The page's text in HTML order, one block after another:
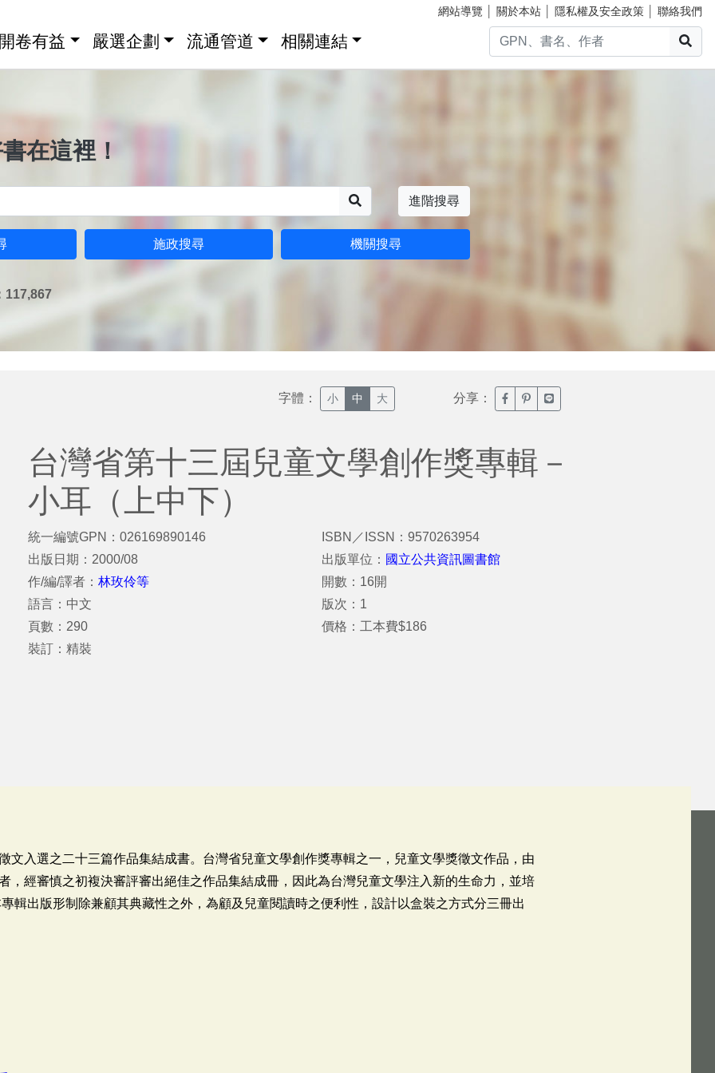
網站導覽 關於本站 隱私權及安全政策 聯絡我們
卷有益 嚴選企劃 流通管道 相關連結
在這裡！
進階搜尋
施政搜尋 機關搜尋
117,867
字體： 小 中 大 分享： 臉書分享(另開新視窗)
噗浪分享(另開新視窗)
Line分享(另開新視窗)
台灣省第十三屆兒童文學創作獎專輯－
小耳（上中下）
統一編號GPN：026169890146
出版日期：2000/08
作/編/譯者： 林玫伶等
語言：中文
頁數：290
裝訂：精裝
ISBN／ISSN：9570263954
出版單位： 國立公共資訊圖書館
開數：16開
版次：1
價格：工本費$186
文入選之二十三篇作品集結成書。台灣省兒童文學創作獎專輯之一，兒童文學獎徵文作品，由
，經審慎之初複決審評審出絕佳之作品集結成冊，因此為台灣兒童文學注入新的生命力，並培
輯出版形制除兼顧其典藏性之外，為顧及兒童閱讀時之便利性，設計以盒裝之方式分三冊出